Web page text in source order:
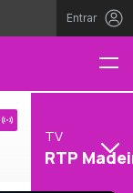
Entrar
TV
RTP